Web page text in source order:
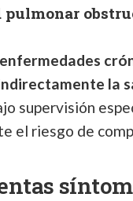
pulmonar
la
supervisión
el riesgo de